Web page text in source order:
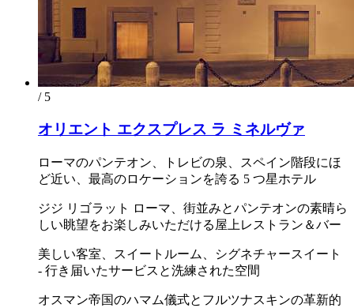
/ 5
オリエント エクスプレス ラ ミネルヴァ
ローマのパンテオン、トレビの泉、スペイン階段にほ
ど近い、最高のロケーションを誇る 5 つ星ホテル
ジジ リゴラット ローマ、街並みとパンテオンの素晴ら
しい眺望をお楽しみいただける屋上レストラン＆バー
美しい客室、スイートルーム、シグネチャースイート
- 行き届いたサービスと洗練された空間
オスマン帝国のハマム儀式とフルツナスキンの革新的